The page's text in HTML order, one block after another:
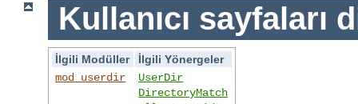
Kullanıcı sayfaları
İlgili Modüller
İlgili Yönergeler
mod_userdir
UserDir
DirectoryMatch